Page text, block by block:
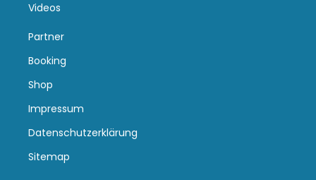
Videos
Partner
Booking
Shop
Impressum
Datenschutzerklärung
Sitemap